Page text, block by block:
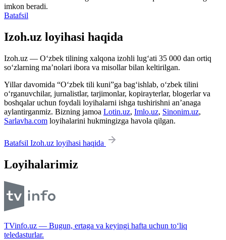
imkon beradi.
Batafsil
Izoh.uz loyihasi haqida
Izoh.uz — O‘zbek tilining xalqona izohli lug‘ati 35 000 dan ortiq
so‘zlarning ma’nolari ibora va misollar bilan keltirilgan.
Yillar davomida “O‘zbek tili kuni”ga bag‘ishlab, o‘zbek tilini
o‘rganuvchilar, jurnalistlar, tarjimonlar, kopirayterlar, blogerlar va
boshqalar uchun foydali loyihalarni ishga tushirishni an’anaga
aylantirganmiz. Bizning jamoa Lotin.uz, Imlo.uz, Sinonim.uz,
Sarlavha.com loyihalarini hukmingizga havola qilgan.
Batafsil Izoh.uz loyihasi haqida
Loyihalarimiz
TVinfo.uz — Bugun, ertaga va keyingi hafta uchun to‘liq
teledasturlar.